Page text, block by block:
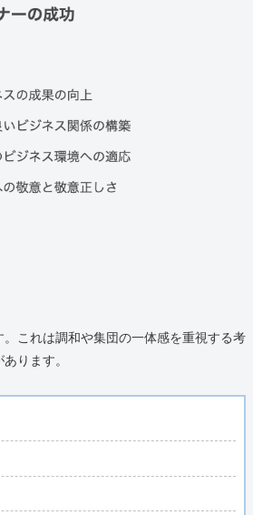
これは調和や集団の一体感を重視する考
ります。